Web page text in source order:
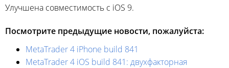
Улучшена совместимость с iOS 9.
Посмотрите предыдущие новости, пожалуйста:
MetaTrader 4 iPhone build 841
MetaTrader 4 iOS build 841: двухфакторная